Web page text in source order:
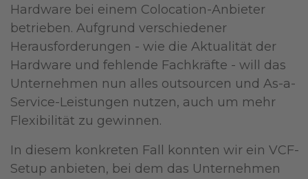
Hardware bei einem Colocation-Anbieter
betrieben. Aufgrund verschiedener
Herausforderungen - wie die Aktualität der
Hardware und fehlende Fachkräfte - will das
Unternehmen nun alles outsourcen und As-a-
Service-Leistungen nutzen, auch um mehr
Flexibilität zu gewinnen.
In diesem konkreten Fall konnten wir ein VCF-
Setup anbieten, bei dem das Unternehmen